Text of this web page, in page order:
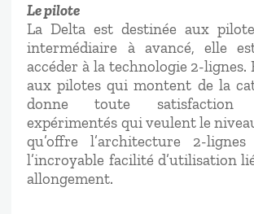
Le pilote
La Delta est destinée aux
intermédiaire à avancé, elle
accéder à la technologie 2-
aux pilotes qui montent de la
donne toute
expérimentés qui veulent le
qu’offre l’architecture 2-
l’incroyable facilité d’utilisation
allongement.